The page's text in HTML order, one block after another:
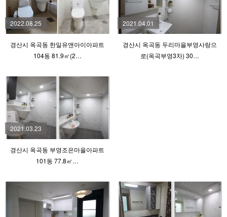
2022.08.25
경산시 옥곡동 한일유앤아이아파트
104동 81.9㎡(2…
2021.04.01
경산시 옥곡동 두리마을부영사랑으
로(옥곡부영3차) 30…
2021.03.23
경산시 옥곡동 부영조은마을아파트
101동 77.8㎡…